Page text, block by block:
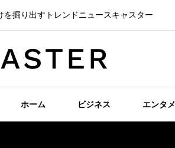
を掘り出すトレンドニュースキャスター
ホーム ビジネス エンタメ